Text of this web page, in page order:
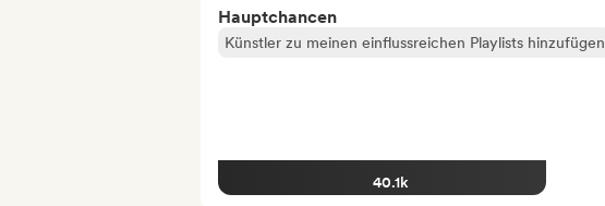
Hauptchancen
Künstler zu meinen einflussreichen Playlists hinzufügen
40.1k